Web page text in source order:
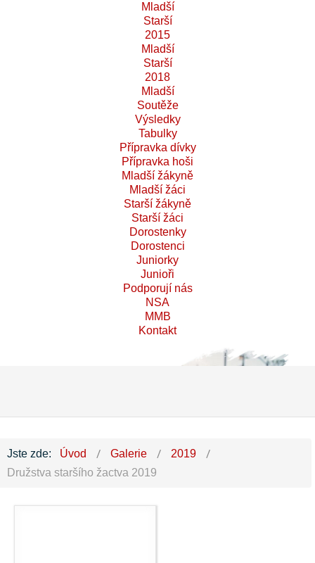
Mladší
Starší
2015
Mladší
Starší
2018
Mladší
Soutěže
Výsledky
Tabulky
Přípravka dívky
Přípravka hoši
Mladší žákyně
Mladší žáci
Starší žákyně
Starší žáci
Dorostenky
Dorostenci
Juniorky
Junioři
Podporují nás
NSA
MMB
Kontakt
Jste zde: Úvod Galerie
2019
Družstva staršího žactva 2019